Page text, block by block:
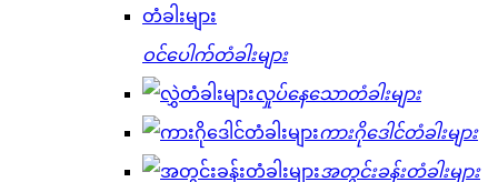
ဝင်ပေါက်တံခါးများ
လှုပ်နေသောတံခါးများ
ကားဂိုဒေါင်တံခါးများ
အတွင်းခန်းတံခါးများ